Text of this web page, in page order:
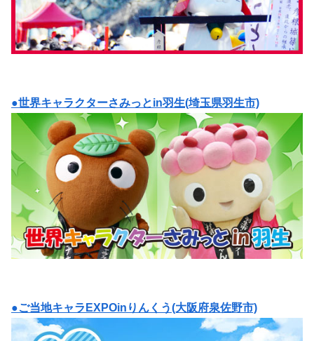
●世界キャラクターさみっとin羽生(埼玉県羽生市)
●ご当地キャラEXPOinりんくう(大阪府泉佐野市)